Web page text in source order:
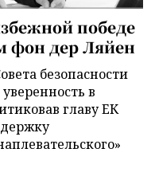
победе
фон дер Ляйен
безопасности
в
главу ЕК